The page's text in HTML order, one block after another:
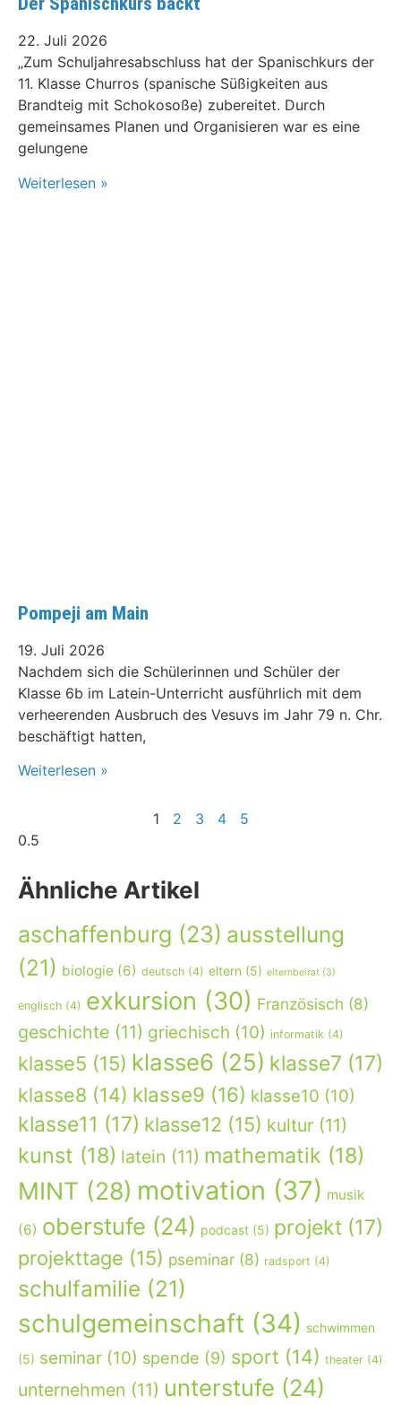
22. Juli 2026
„Zum Schuljahresabschluss hat der Spanischkurs der
11. Klasse Churros (spanische Süßigkeiten aus
Brandteig mit Schokosoße) zubereitet. Durch
gemeinsames Planen und Organisieren war es eine
gelungene
Weiterlesen »
Pompeji am Main
19. Juli 2026
Nachdem sich die Schülerinnen und Schüler der
Klasse 6b im Latein-Unterricht ausführlich mit dem
verheerenden Ausbruch des Vesuvs im Jahr 79 n. Chr.
beschäftigt hatten,
Weiterlesen »
1 2 3 4 5
Ähnliche Artikel
aschaffenburg (23) ausstellung
(21) biologie (6) deutsch (4) eltern (5) elternbeirat (3)
englisch (4) exkursion (30) Französisch (8)
geschichte (11) griechisch (10) informatik (4)
klasse5 (15) klasse6 (25) klasse7 (17)
klasse8 (14) klasse9 (16) klasse10 (10)
klasse11 (17) klasse12 (15) kultur (11)
kunst (18) latein (11) mathematik (18)
MINT (28) motivation (37) musik
(6) oberstufe (24) podcast (5) projekt (17)
projekttage (15) pseminar (8) radsport (4)
schulfamilie (21)
schulgemeinschaft (34) schwimmen
(5) seminar (10) spende (9) sport (14) theater (4)
unternehmen (11) unterstufe (24)